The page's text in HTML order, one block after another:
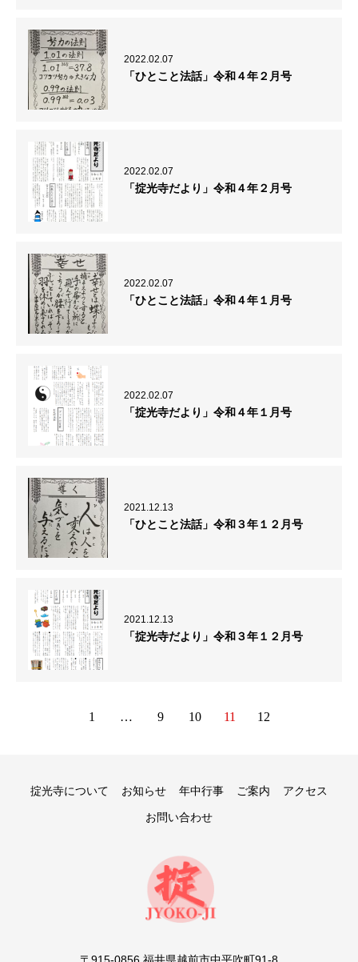
2022.02.07
「ひとこと法話」令和４年２月号
2022.02.07
「掟光寺だより」令和４年２月号
2022.02.07
「ひとこと法話」令和４年１月号
2022.02.07
「掟光寺だより」令和４年１月号
2021.12.13
「ひとこと法話」令和３年１２月号
2021.12.13
「掟光寺だより」令和３年１２月号
1 … 9 10 11 12
掟光寺について お知らせ 年中行事 ご案内 アクセス
お問い合わせ